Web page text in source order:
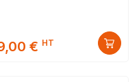
€ HT